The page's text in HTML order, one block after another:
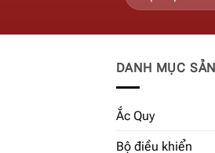
DANH MỤC
Ắc Quy
Bộ điều khiển